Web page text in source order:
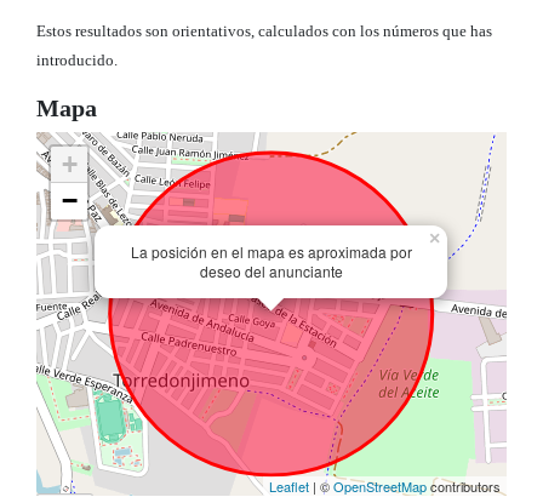
Estos resultados son orientativos, calculados con los números que has
introducido.
Mapa
La posición en el mapa es aproximada por
deseo del anunciante
×
+
−
Leaflet | ©OpenStreetMapcontributors